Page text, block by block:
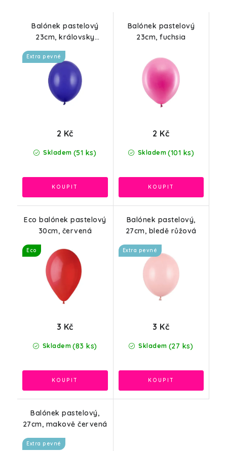
Balónek pastelový
23cm, královsky
Extra pevné
Skladem (51 ks)
2 Kč
Balónek pastelový
23cm, fuchsia
Skladem (101 ks)
2 Kč
Eco balónek pastelový
30cm, červená
Eco
Skladem (83 ks)
3 Kč
Balónek pastelový,
27cm, bledě růžová
Extra pevné
Skladem (27 ks)
3 Kč
Balónek pastelový,
27cm, makově červená
Extra pevné